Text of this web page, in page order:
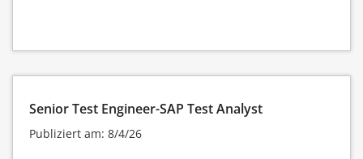
Senior Test Engineer-SAP Test Analyst
Publiziert am: 8/4/26